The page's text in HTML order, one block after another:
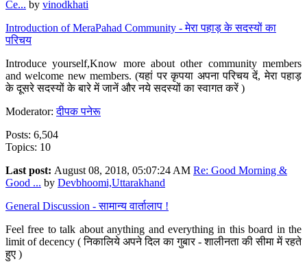
Ce... by vinodkhati
Introduction of MeraPahad Community - मेरा पहाड़ के सदस्यों का
परिचय
Introduce yourself,Know more about other community members
and welcome new members. (यहां पर कृपया अपना परिचय दें, मेरा पहाड़
के दूसरे सदस्यों के बारे में जानें और नये सदस्यों का स्वागत करें )
Moderator:दीपक पनेरू
Posts: 6,504
Topics: 10
Last post: August 08, 2018, 05:07:24 AM Re: Good Morning &
Good ... by Devbhoomi,Uttarakhand
General Discussion - सामान्य वार्तालाप !
Feel free to talk about anything and everything in this board in the
limit of decency ( निकालिये अपने दिल का गुबार - शालीनता की सीमा में रहते
हुए )